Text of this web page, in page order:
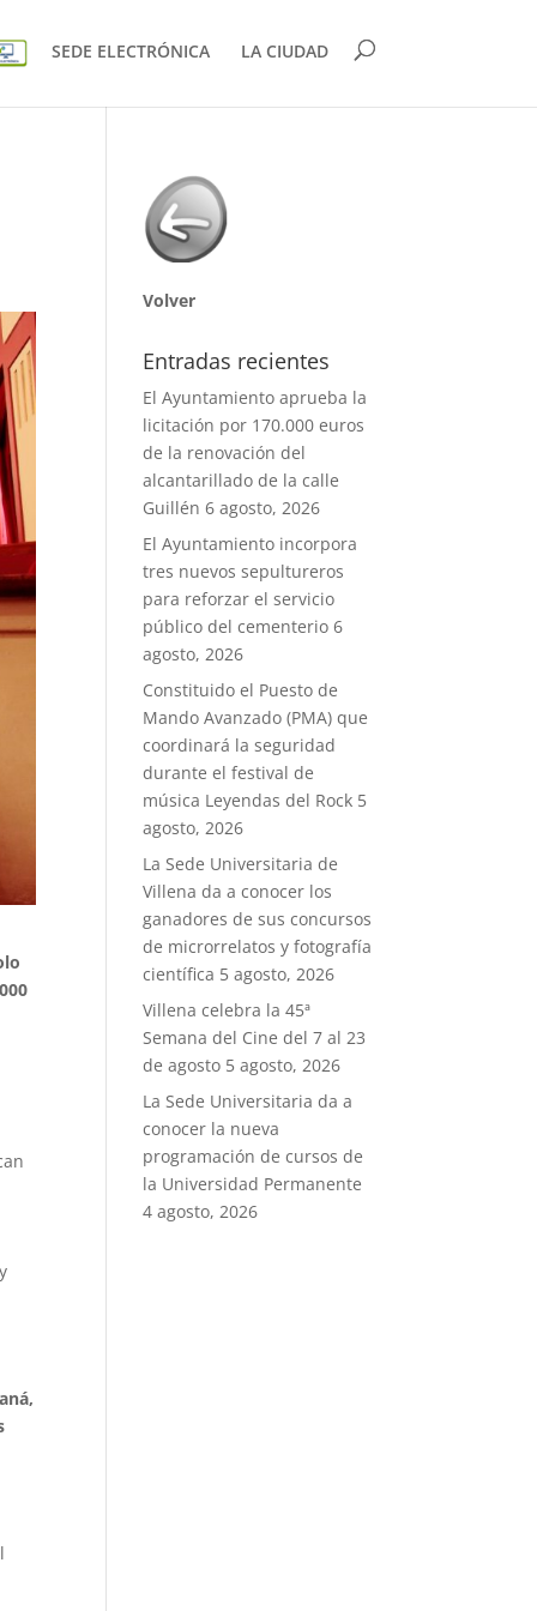
SEDE ELECTRÓNICA LA CIUDAD
Volver
Entradas recientes
El Ayuntamiento aprueba la
licitación por 170.000 euros
de la renovación del
alcantarillado de la calle
Guillén 6 agosto, 2026
El Ayuntamiento incorpora
tres nuevos sepultureros
para reforzar el servicio
público del cementerio 6
agosto, 2026
Constituido el Puesto de
Mando Avanzado (PMA) que
coordinará la seguridad
durante el festival de
música Leyendas del Rock 5
agosto, 2026
La Sede Universitaria de
Villena da a conocer los
ganadores de sus concursos
de microrrelatos y fotografía
científica 5 agosto, 2026
Villena celebra la 45ª
Semana del Cine del 7 al 23
de agosto 5 agosto, 2026
La Sede Universitaria da a
conocer la nueva
programación de cursos de
la Universidad Permanente
4 agosto, 2026